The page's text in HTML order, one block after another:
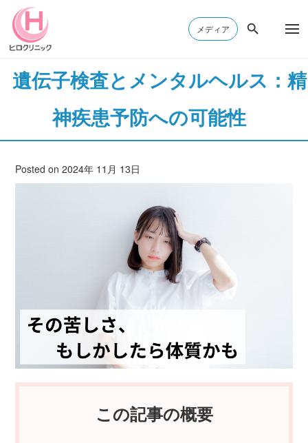
メディア
遺伝子検査とメンタルヘルス：精
神疾患予防への可能性
Posted on 2024年 11月 13日
この記事の概要